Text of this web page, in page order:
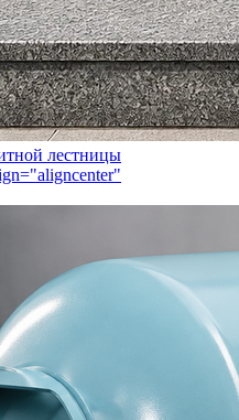
лестницы